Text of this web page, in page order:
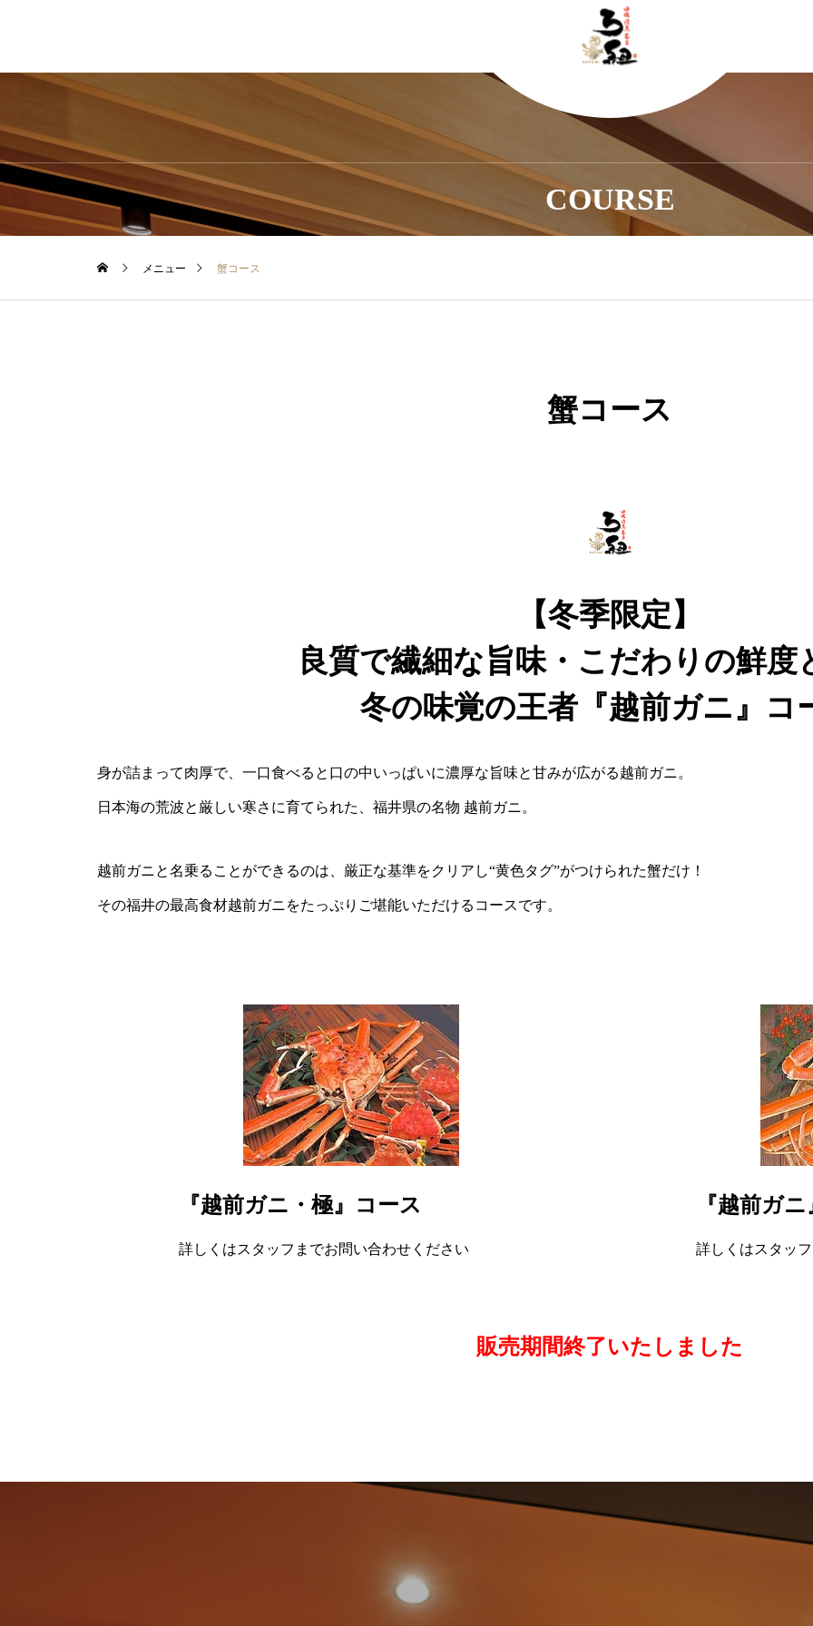
COURSE
メニュー 蟹コース
蟹コース
【冬季限定】
良質で繊細な旨味・こだわりの鮮度
冬の味覚の王者『越前ガニ』コ
身が詰まって肉厚で、一口食べると口の中いっぱいに濃厚な旨味と甘みが広がる越前ガニ。
日本海の荒波と厳しい寒さに育てられた、福井県の名物 越前ガニ。
越前ガニと名乗ることができるのは、厳正な基準をクリアし“黄色タグ”がつけられた蟹だけ！
その福井の最高食材越前ガニをたっぷりご堪能いただけるコースです。
『越前ガニ・極』コース
詳しくはスタッフまでお問い合わせください
『越前ガ
詳しくはスタッ
販売期間終了いたしました